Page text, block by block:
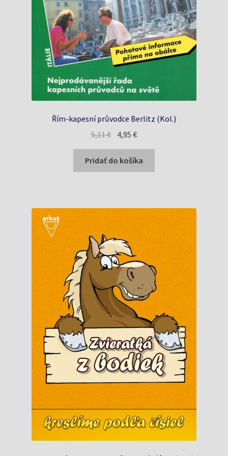
Řím-kapesní průvodce Berlitz (Kol.)
5,11€ Pôvodná
bola:
5,11 €.
4,95€Aktuálna
je:
4,95 €.
Pridať do košíka